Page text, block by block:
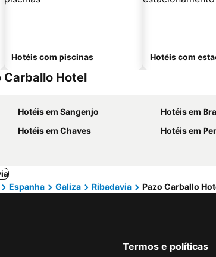
Hotéis com piscinas Hotéis com
Carballo Hotel
Hotéis em Sangenjo Hotéis em
Hotéis em Chaves Hotéis em
Espanha Galiza Ribadavia Pazo Carballo
Termos e políticas